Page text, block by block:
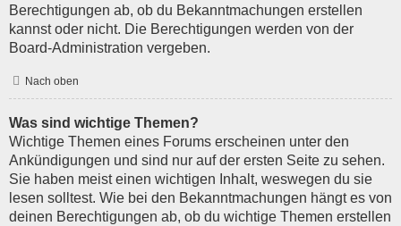
Berechtigungen ab, ob du Bekanntmachungen erstellen
kannst oder nicht. Die Berechtigungen werden von der
Board-Administration vergeben.
Nach oben
Was sind wichtige Themen?
Wichtige Themen eines Forums erscheinen unter den
Ankündigungen und sind nur auf der ersten Seite zu sehen.
Sie haben meist einen wichtigen Inhalt, weswegen du sie
lesen solltest. Wie bei den Bekanntmachungen hängt es von
deinen Berechtigungen ab, ob du wichtige Themen erstellen